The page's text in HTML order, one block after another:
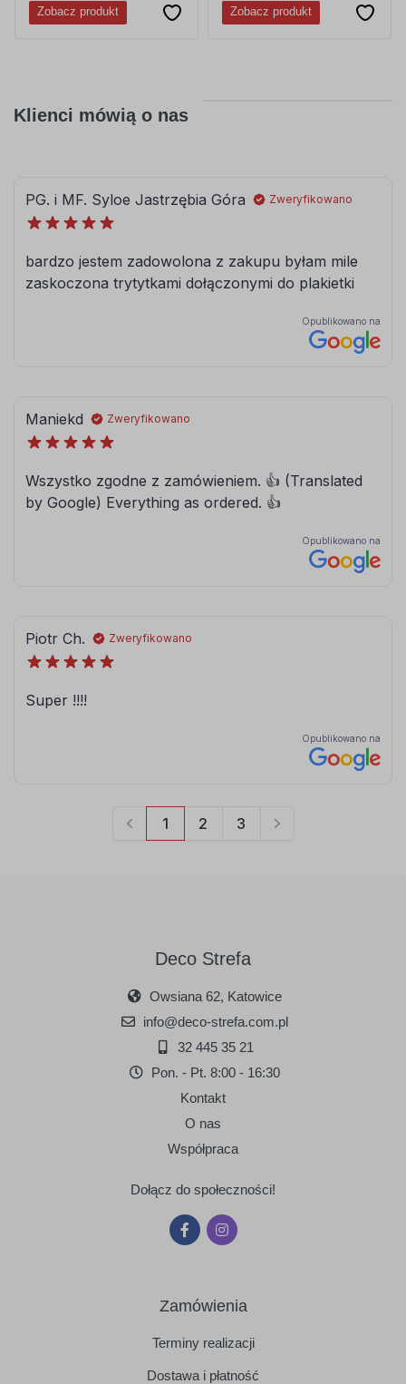
080
brązowy
081
072
jasny szary
073
ciemny szary
srebrny
Zobacz produkt Zobacz produkt
Klienci mówią o nas
Deco Strefa
Owsiana 62, Katowice
info@deco-strefa.com.pl
32 445 35 21
Pon. - Pt. 8:00 - 16:30
Kontakt
O nas
Współpraca
Dołącz do społeczności!
Zamówienia
Terminy realizacji
Dostawa i płatność